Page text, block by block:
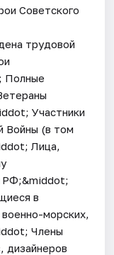
Советского
трудовой
Полные
Участники
Войны (в том
Лица,
РФ;&middot;
в
морских,
Члены
дизайнеров